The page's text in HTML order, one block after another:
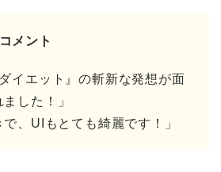
メント
イエット』の斬新な発想が面
した！」
で、UIもとても綺麗です！」